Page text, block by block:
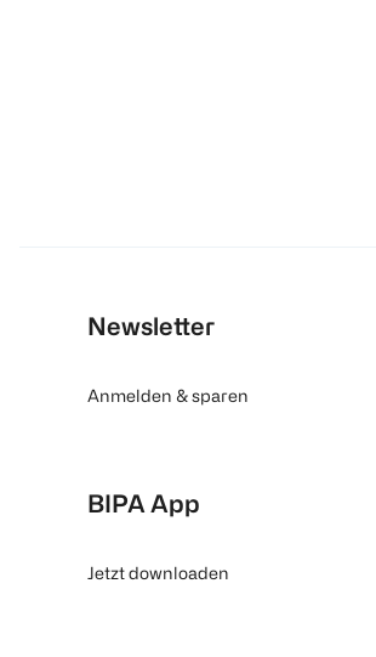
Newsletter
Anmelden & sparen
BIPA App
Jetzt downloaden